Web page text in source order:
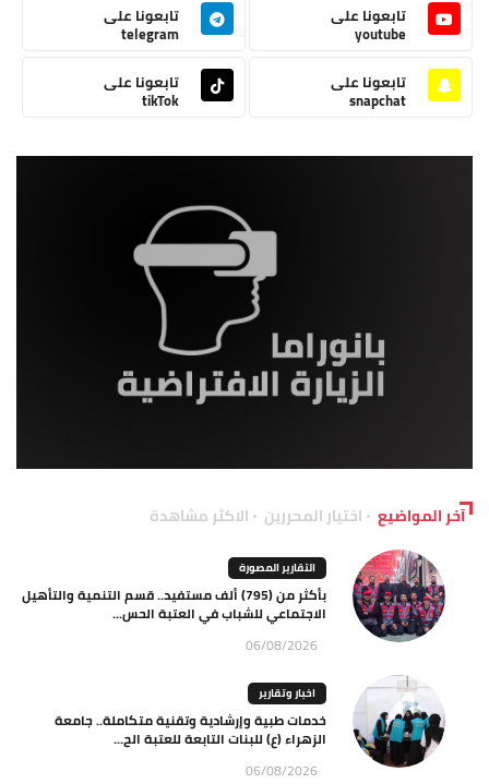
تابعونا على
youtube
تابعونا على
telegram
تابعونا على
snapchat
تابعونا على
tikTok
آخر المواضيع اختيار المحررين الاكثر مشاهدة
التقارير المصورة
بأكثر من (795) ألف مستفيد.. قسم التنمية والتأهيل
الاجتماعي للشباب في العتبة الحس...
06/08/2026
اخبار وتقارير
خدمات طبية وإرشادية وتقنية متكاملة.. جامعة
الزهراء (ع) للبنات التابعة للعتبة الح...
06/08/2026